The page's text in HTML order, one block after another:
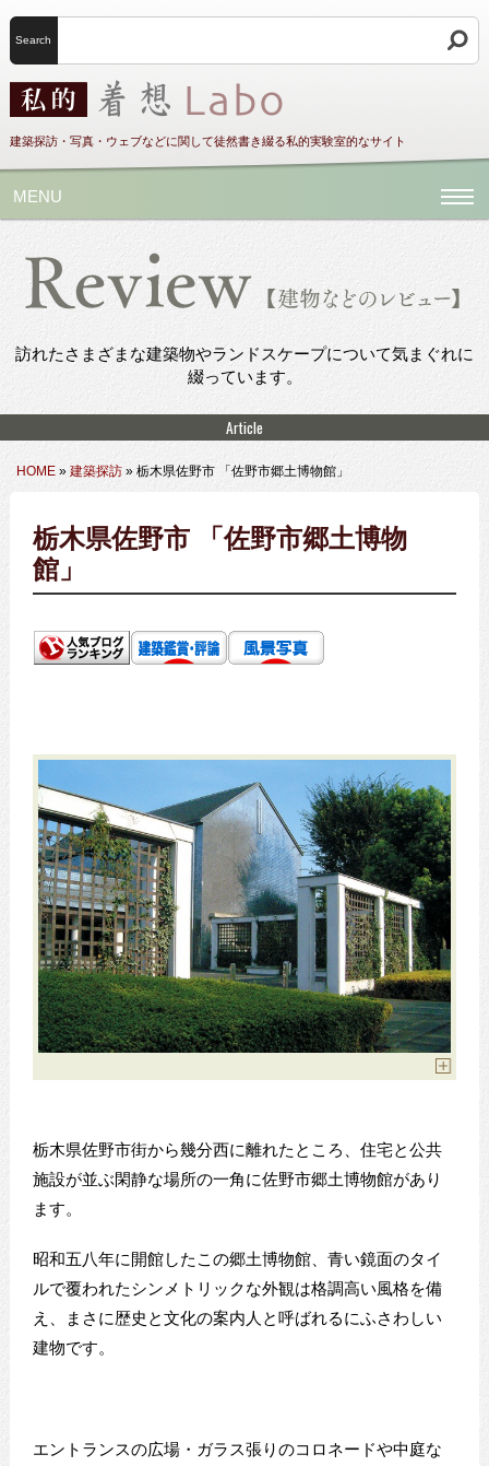
Search
建築探訪・写真・ウェブなどに関して徒然書き綴る私的実験室的なサイト
MENU
訪れたさまざまな建築物やランドスケープについて気まぐれに
綴っています。
Article
HOME» 建築探訪» 栃木県佐野市 「佐野市郷土博物館」
栃木県佐野市 「佐野市郷土博物
館」
栃木県佐野市街から幾分西に離れたところ、住宅と公共
施設が並ぶ閑静な場所の一角に佐野市郷土博物館があり
ます。
昭和五八年に開館したこの郷土博物館、青い鏡面のタイ
ルで覆われたシンメトリックな外観は格調高い風格を備
え、まさに歴史と文化の案内人と呼ばれるにふさわしい
建物です。
エントランスの広場・ガラス張りのコロネードや中庭な